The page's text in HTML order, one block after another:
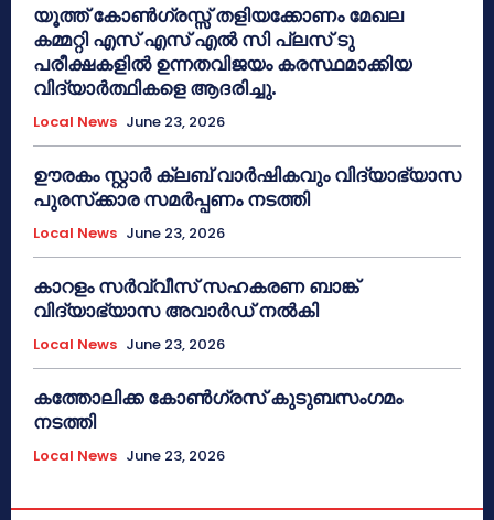
യൂത്ത് കോൺഗ്രസ്സ് തളിയക്കോണം മേഖല
കമ്മറ്റി എസ് എസ് എൽ സി പ്ലസ് ടു
പരീക്ഷകളിൽ ഉന്നതവിജയം കരസ്ഥമാക്കിയ
വിദ്യാർത്ഥികളെ ആദരിച്ചു.
Local News June 23, 2026
ഊരകം സ്റ്റാർ ക്ലബ് വാർഷികവും വിദ്യാഭ്യാസ
പുരസ്‌ക്കാര സമർപ്പണം നടത്തി
Local News June 23, 2026
കാറളം സർവ്വീസ് സഹകരണ ബാങ്ക്
വിദ്യാഭ്യാസ അവാർഡ് നൽകി
Local News June 23, 2026
കത്തോലിക്ക കോൺഗ്രസ് കുടുബസംഗമം
നടത്തി
Local News June 23, 2026